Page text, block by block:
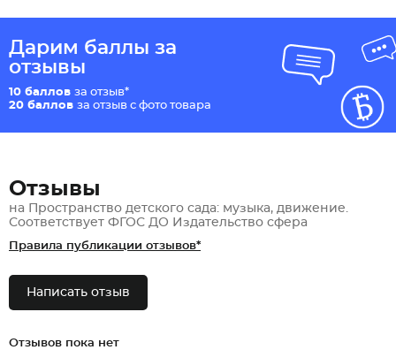
Дарим баллы за
отзывы
10 баллов за отзыв*
20 баллов за отзыв с фото товара
Отзывы
на Пространство детского сада: музыка, движение.
Соответствует ФГОС ДО Издательство сфера
Правила публикации отзывов*
Написать отзыв
Отзывов пока нет